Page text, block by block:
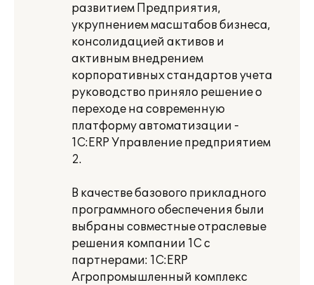
развитием Предприятия,
укрупнением масштабов бизнеса,
консолидацией активов и
активным внедрением
корпоративных стандартов учета
руководство приняло решение о
переходе на современную
платформу автоматизации -
1С:ERP Управление предприятием
2.
В качестве базового прикладного
программного обеспечения были
выбраны совместные отраслевые
решения компании 1С с
партнерами: 1С:ERP
Агропромышленный комплекс